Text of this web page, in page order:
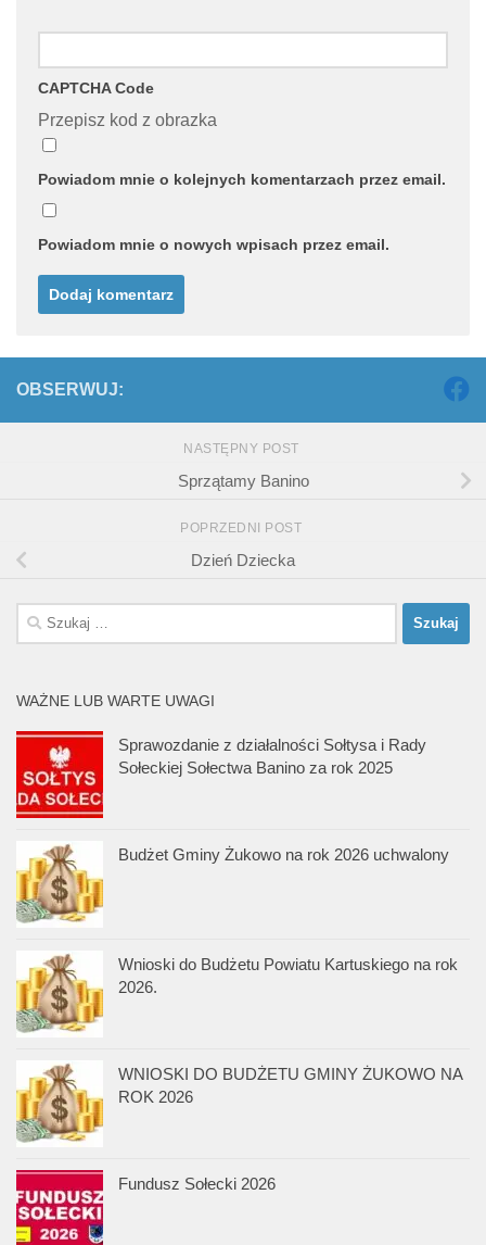
CAPTCHA Code
Przepisz kod z obrazka
Powiadom mnie o kolejnych komentarzach przez email.
Powiadom mnie o nowych wpisach przez email.
OBSERWUJ:
NASTĘPNY POST
Sprzątamy Banino
POPRZEDNI POST
Dzień Dziecka
Szukaj:
WAŻNE LUB WARTE UWAGI
Sprawozdanie z działalności Sołtysa i Rady
Sołeckiej Sołectwa Banino za rok 2025
Budżet Gminy Żukowo na rok 2026 uchwalony
Wnioski do Budżetu Powiatu Kartuskiego na rok
2026.
WNIOSKI DO BUDŻETU GMINY ŻUKOWO NA
ROK 2026
Fundusz Sołecki 2026